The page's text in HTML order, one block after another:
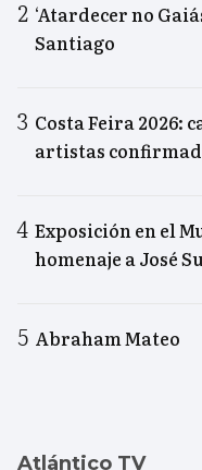
‘Atardecer no
Santiago
Costa Feira 2026:
artistas
Exposición en el
homenaje a José
Abraham Mateo
Atlántico TV